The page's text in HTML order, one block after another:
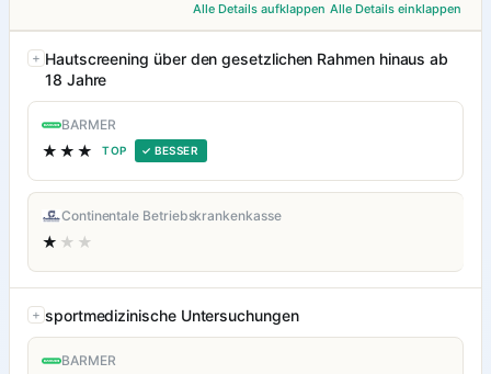
Alle Details aufklappen Alle Details einklappen
Hautscreening über den gesetzlichen Rahmen hinaus ab
18 Jahre
BARMER
★★★ TOP ✓ BESSER
Continentale Betriebskrankenkasse
★ ★★
sportmedizinische Untersuchungen
BARMER